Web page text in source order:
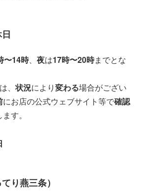
〜14時、 夜は17時〜20時までとな
は、状況により変わる場合がござい
にお店の公式ウェブサイト等で確認
ます。
り燕三条）